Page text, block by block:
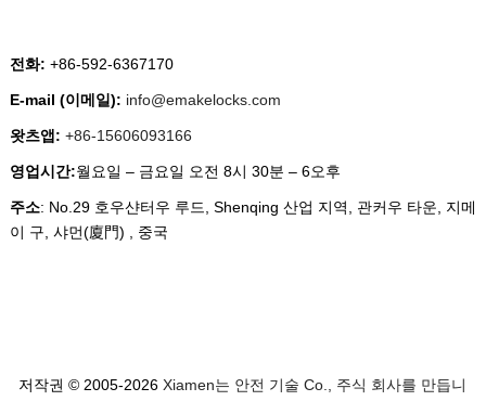
전화: +86-592-6367170
E-mail (이메일): info@emakelocks.com
왓츠앱: +86-15606093166
영업시간:월요일 – 금요일 오전 8시 30분 – 6오후
주소: No.29 호우샨터우 루드, Shenqing 산업 지역, 관커우 타운, 지메
이 구, 샤먼(廈門) , 중국
저작권 © 2005-2026Xiamen는 안전 기술 Co., 주식 회사를 만듭니